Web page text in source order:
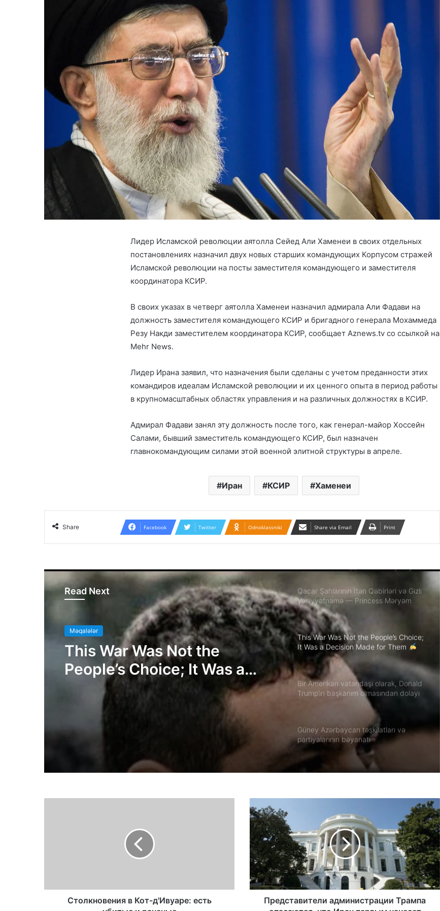
Лидер Исламской революции аятолла Сейед Али Хаменеи в своих отдельных
постановлениях назначил двух новых старших командующих Корпусом стражей
Исламской революции на посты заместителя командующего и заместителя
координатора КСИР.
В своих указах в четверг аятолла Хаменеи назначил адмирала Али Фадави на
должность заместителя командующего КСИР и бригадного генерала Мохаммеда
Резу Накди заместителем координатора КСИР, сообщает Aznews.tv со ссылкой на
Mehr News.
Лидер Ирана заявил, что назначения были сделаны с учетом преданности этих
командиров идеалам Исламской революции и их ценного опыта в период работы
в крупномасштабных областях управления и на различных должностях в КСИР.
Адмирал Фадави занял эту должность после того, как генерал-майор Хоссейн
Салами, бывший заместитель командующего КСИР, был назначен
главнокомандующим силами этой военной элитной структуры в апреле.
Иран КСИР Хаменеи
Share Facebook Twitter Odnoklassniki Share via Email Print
Read Next
Məqalələr
This War Was Not the
People’s Choice; It Was a
Decision Made for Them
Akbar Lakestani,
Independent Iranian-
American Journalist
Əməkdaşlıq Şurasının İran İslam
Respublikası rejiminin Azərbaycan
Respublikasına qarşı təcavüzkar
hücumunu qınayan bəyanatı
Qacarların həqiqi varisi ortaya çıxdı –
dəstəkləmək və küçə etirazlarına
çağırışla bağlı bəyanatı
“Əlilliyi olan qaçqın qadınların həyat
Qacar Şahlarının İtən Qəbirləri və Gizli
Vəsiyyətnamə — Princess Məryəm
Fəruqi Qacar ilə Özəl Müsahibə
This War Was Not the People’s Choice;
It Was a Decision Made for Them
Akbar Lakestani, Independent Iranian-
American Journalist
Bir Amerikan vatandaşı olarak, Donald
Trump’ın başkanım olmasından dolayı
derin bir utanç duyuyorum.
Güney Azərbaycan təşkilatları və
partiyalarının bəyanatı
Güç, anlatı ve görünmez millet: İran’da
Güney Azərbaycan Təşkilatları
Əməkdaşlıq Şurasının İran İslam
Respublikası rejiminin Azərbaycan
Respublikasına qarşı təcavüzkar
hücumunu qınayan bəyanatı
İran’ın son Türk hanedanının
veliahtından gdh’a özel açıklamalar
Столкновения в Кот-д'Ивуаре: есть
Представители администрации Трампа